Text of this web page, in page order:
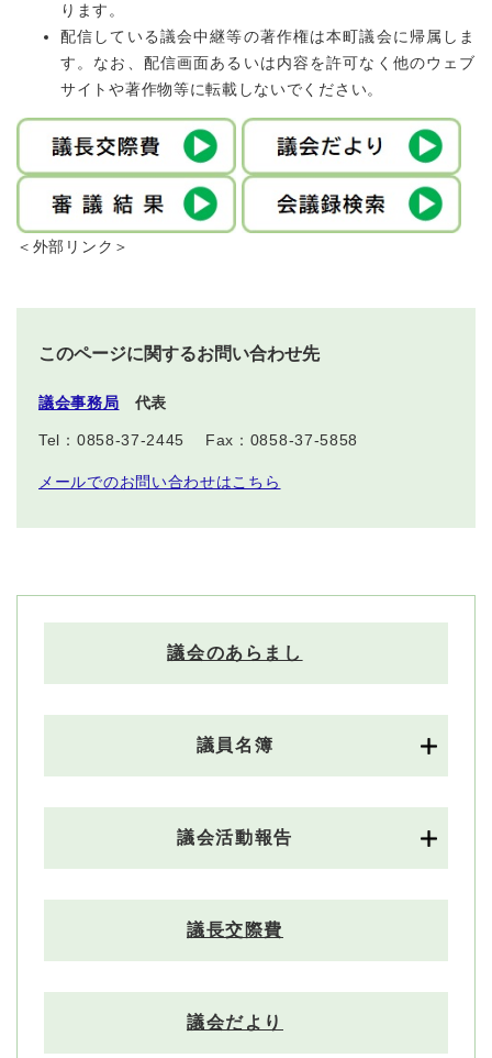
ります。
配信している議会中継等の著作権は本町議会に帰属しま
す。なお、配信画面あるいは内容を許可なく他のウェブ
サイトや著作物等に転載しないでください。
＜外部リンク＞
このページに関するお問い合わせ先
議会事務局 代表
Tel：0858-37-2445 Fax：0858-37-5858
メールでのお問い合わせはこちら
議会のあらまし
議員名簿
議会活動報告
議長交際費
議会だより